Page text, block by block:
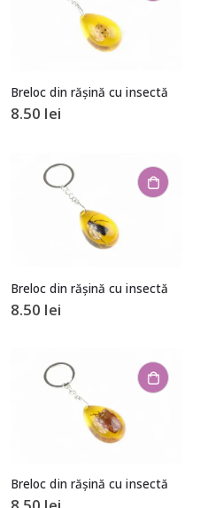
Breloc din rășină cu insectă
8.50 lei
Breloc din rășină cu insectă
8.50 lei
Breloc din rășină cu insectă